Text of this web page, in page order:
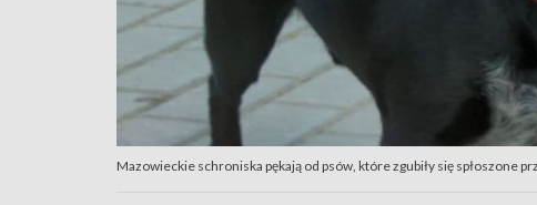
Mazowieckie schroniska pękają od psów, które zgubiły się spłoszone